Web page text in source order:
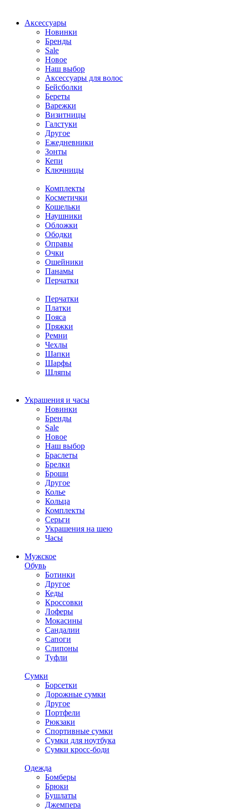
Аксессуары
Новинки
Бренды
Sale
Новое
Наш выбор
Аксессуары для волос
Бейсболки
Береты
Варежки
Визитницы
Галстуки
Другое
Ежедневники
Зонты
Кепи
Ключницы
Комплекты
Косметички
Кошельки
Наушники
Обложки
Ободки
Оправы
Очки
Ошейники
Панамы
Перчатки
Перчатки
Платки
Пояса
Пряжки
Ремни
Чехлы
Шапки
Шарфы
Шляпы
Украшения и часы
Новинки
Бренды
Sale
Новое
Наш выбор
Браслеты
Брелки
Броши
Другое
Колье
Кольца
Комплекты
Серьги
Украшения на шею
Часы
Мужское
Обувь
Ботинки
Другое
Кеды
Кроссовки
Лоферы
Мокасины
Сандалии
Сапоги
Слипоны
Туфли
Сумки
Борсетки
Дорожные сумки
Другое
Портфели
Рюкзаки
Спортивные сумки
Сумки для ноутбука
Сумки кросс-боди
Одежда
Бомберы
Брюки
Бушлаты
Джемпера